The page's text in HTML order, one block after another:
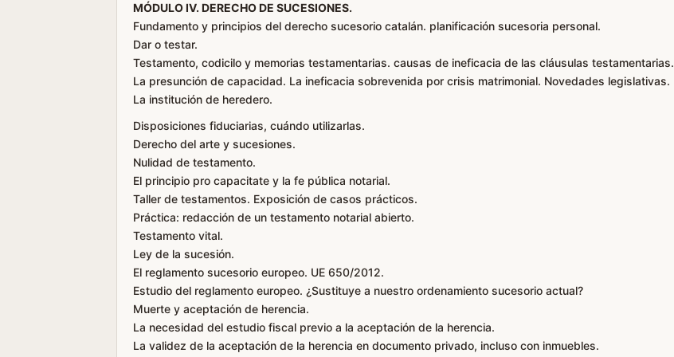
MÓDULO IV. DERECHO DE SUCESIONES.
Fundamento y principios del derecho sucesorio catalán. planificación sucesoria personal.
Dar o testar.
Testamento, codicilo y memorias testamentarias. causas de ineficacia de las cláusulas testamentarias.
La presunción de capacidad. La ineficacia sobrevenida por crisis matrimonial. Novedades legislativas.
La institución de heredero.
Disposiciones fiduciarias, cuándo utilizarlas.
Derecho del arte y sucesiones.
Nulidad de testamento.
El principio pro capacitate y la fe pública notarial.
Taller de testamentos. Exposición de casos prácticos.
Práctica: redacción de un testamento notarial abierto.
Testamento vital.
Ley de la sucesión.
El reglamento sucesorio europeo. UE 650/2012.
Estudio del reglamento europeo. ¿Sustituye a nuestro ordenamiento sucesorio actual?
Muerte y aceptación de herencia.
La necesidad del estudio fiscal previo a la aceptación de la herencia.
La validez de la aceptación de la herencia en documento privado, incluso con inmuebles.